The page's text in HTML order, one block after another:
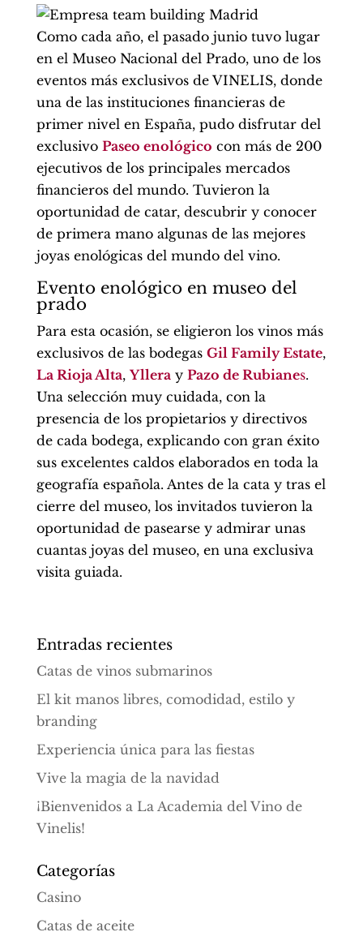
Como cada año, el pasado junio tuvo lugar
en el Museo Nacional del Prado, uno de los
eventos más exclusivos de VINELIS, donde
una de las instituciones financieras de
primer nivel en España, pudo disfrutar del
exclusivo Paseo enológico con más de 200
ejecutivos de los principales mercados
financieros del mundo. Tuvieron la
oportunidad de catar, descubrir y conocer
de primera mano algunas de las mejores
joyas enológicas del mundo del vino.
Evento enológico en museo del
prado
Para esta ocasión, se eligieron los vinos más
exclusivos de las bodegas Gil Family Estate,
La Rioja Alta, Ylleray Pazo de Rubianes.
Una selección muy cuidada, con la
presencia de los propietarios y directivos
de cada bodega, explicando con gran éxito
sus excelentes caldos elaborados en toda la
geografía española. Antes de la cata y tras el
cierre del museo, los invitados tuvieron la
oportunidad de pasearse y admirar unas
cuantas joyas del museo, en una exclusiva
visita guiada.
Entradas recientes
Catas de vinos submarinos
El kit manos libres, comodidad, estilo y
branding
Experiencia única para las fiestas
Vive la magia de la navidad
¡Bienvenidos a La Academia del Vino de
Vinelis!
Categorías
Casino
Catas de aceite